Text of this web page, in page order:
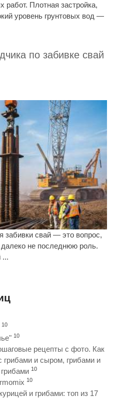
работ. Плотная застройка,
уровень грунтовых вод —
по забивке свай
забивки свай — это вопрос,
далеко не последнюю роль.
...
10
10
рецепты с фото. Как
грибами и сыром, грибами и
10
10
и грибами: топ из 17